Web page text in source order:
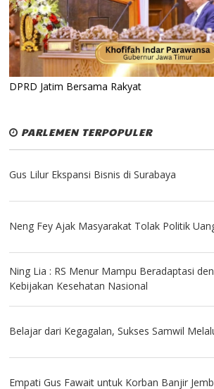
DPRD Jatim Bersama Rakyat
PARLEMEN TERPOPULER
Gus Lilur Ekspansi Bisnis di Surabaya
Neng Fey Ajak Masyarakat Tolak Politik
Ning Lia : RS Menur Mampu Beradaptasi
Kebijakan Kesehatan Nasional
Belajar dari Kegagalan, Sukses Samwil
Empati Gus Fawait untuk Korban Banjir